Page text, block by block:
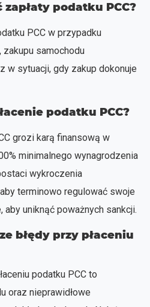
podatku PCC?
PCC w przypadku
zakupu samochodu
w sytuacji, gdy zakup dokonuje
podatku PCC?
grozi karą finansową w
minimalnego wynagrodzenia
wykroczenia
terminowo regulować swoje
uniknąć poważnych sankcji.
błędy przy płaceniu
podatku PCC to
oraz nieprawidłowe